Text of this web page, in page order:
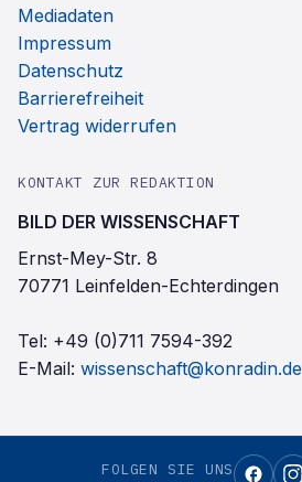
Mediadaten
Impressum
Datenschutz
Barrierefreiheit
Vertrag widerrufen
KONTAKT ZUR REDAKTION
BILD DER WISSENSCHAFT
Ernst-Mey-Str. 8
70771 Leinfelden-Echterdingen
Tel: +49 (0)711 7594-392
E-Mail: wissenschaft@konradin.de
FOLGEN SIE UNS